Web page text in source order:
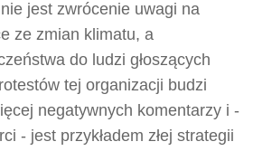
jest zwrócenie uwagi na
ze zmian klimatu, a
do ludzi głoszących
tej organizacji budzi
negatywnych komentarzy i -
- jest przykładem złej strategii